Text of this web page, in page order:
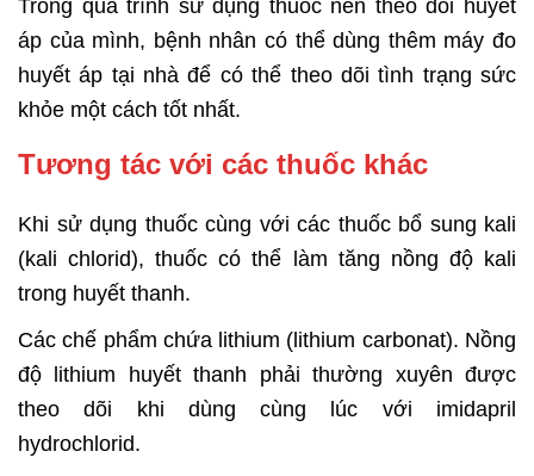
Trong quá trình sử dụng thuốc nên theo dõi huyết
áp của mình, bệnh nhân có thể dùng thêm máy đo
huyết áp tại nhà để có thể theo dõi tình trạng sức
khỏe một cách tốt nhất.
Tương tác với các thuốc khác
Khi sử dụng thuốc cùng với các thuốc bổ sung kali
(kali chlorid), thuốc có thể làm tăng nồng độ kali
trong huyết thanh.
Các chế phẩm chứa lithium (lithium carbonat). Nồng
độ lithium huyết thanh phải thường xuyên được
theo dõi khi dùng cùng lúc với imidapril
hydrochlorid.